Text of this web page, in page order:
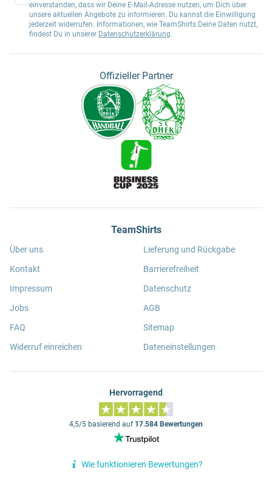
einverstanden, dass wir Deine E-Mail-Adresse nutzen, um Dich über
unsere aktuellen Angebote zu informieren. Du kannst die Einwilligung
jederzeit widerrufen. Informationen, wie TeamShirts Deine Daten nutzt,
findest Du in unserer Datenschutzerklärung.
Offizieller Partner
TeamShirts
Über uns
Kontakt
Impressum
Jobs
FAQ
Widerruf einreichen
Lieferung und Rückgabe
Barrierefreiheit
Datenschutz
AGB
Sitemap
Dateneinstellungen
Hervorragend
4,5/5 basierend auf 17.584 Bewertungen
Wie funktionieren Bewertungen?